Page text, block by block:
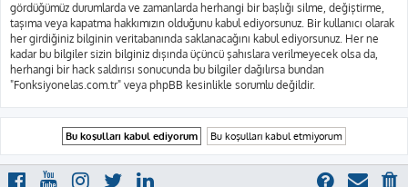
gördüğümüz durumlarda ve zamanlarda herhangi bir başlığı silme, değiştirme,
taşıma veya kapatma hakkımızın olduğunu kabul ediyorsunuz. Bir kullanıcı olarak
her girdiğiniz bilginin veritabanında saklanacağını kabul ediyorsunuz. Her ne
kadar bu bilgiler sizin bilginiz dışında üçüncü şahıslara verilmeyecek olsa da,
herhangi bir hack saldırısı sonucunda bu bilgiler dağılırsa bundan
"Fonksiyonelas.com.tr" veya phpBB kesinlikle sorumlu değildir.